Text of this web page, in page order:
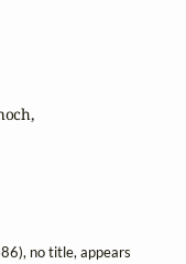
no title, appears